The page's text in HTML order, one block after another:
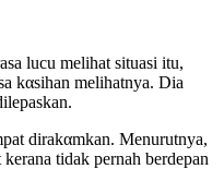
lucu melihat situasi itu,
kαsihan melihatnya. Dia
dirakαmkan. Menurutnya,
tidak pernah berdepan